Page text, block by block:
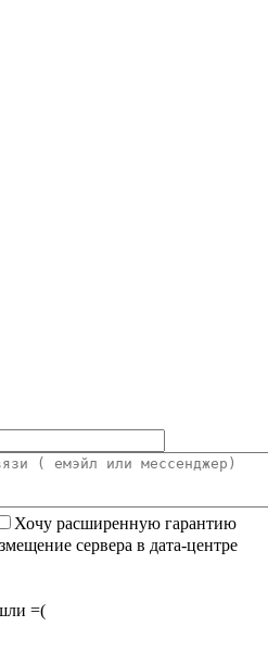
Хочу расширенную гарантию
сервера в дата-центре
=(